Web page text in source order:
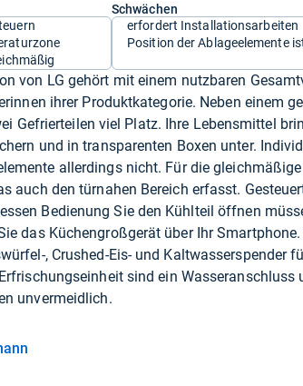
Schwächen
erfordert Installationsarbeiten
Position der Ablageelemente
von LG gehört mit einem nutzbaren
ihrer Produktkategorie. Neben einem
Gefrierteilen viel Platz. Ihre Lebensmittel
und in transparenten Boxen unter.
allerdings nicht. Für die
auch den türnahen Bereich erfasst.
Bedienung Sie den Kühlteil öffnen
das Küchengroßgerät über Ihr
, Crushed-Eis- und Kaltwasserspender
sind ein Wasseranschluss
unvermeidlich.